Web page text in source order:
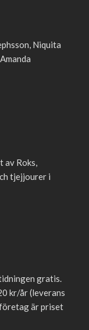
Niquita
av Roks,
tjejjourer i
gratis.
kr/år (leverans
är priset